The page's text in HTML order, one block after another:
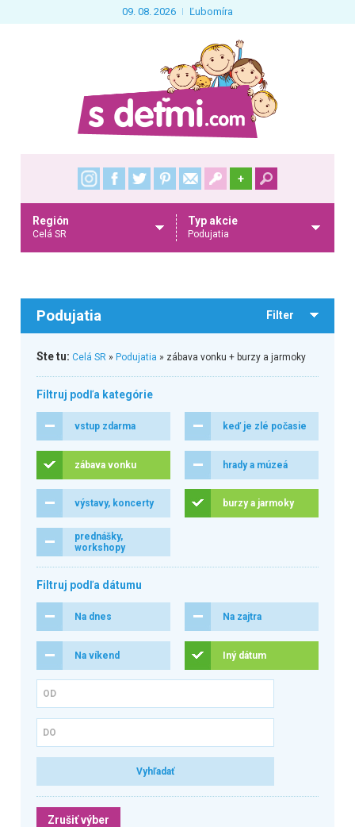
09. 08. 2026 Ľubomíra
+
Región
Celá SR
Typ akcie
Podujatia
Podujatia Filter
Ste tu: Celá SR» Podujatia » zábava vonku + burzy a jarmoky
Filtruj podľa kategórie
vstup zdarma keď je zlé počasie
zábava vonku hrady a múzeá
výstavy, koncerty burzy a jarmoky
prednášky,
workshopy
Filtruj podľa dátumu
Na dnes Na zajtra
Na víkend Iný dátum
Zrušiť výber